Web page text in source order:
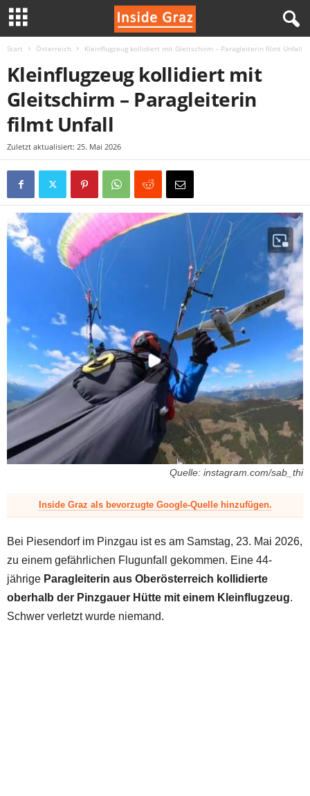
e
Start Österreich Kleinflugzeug kollidiert mit Gleitschirm – Paragleiterin filmt Unfall
Kleinflugzeug kollidiert mit
Gleitschirm – Paragleiterin
filmt Unfall
Zuletzt aktualisiert: 25. Mai 2026
Quelle: instagram.com/sab_thi
Inside Graz als bevorzugte Google-Quelle hinzufügen.
Bei Piesendorf im Pinzgau ist es am Samstag, 23. Mai 2026,
zu einem gefährlichen Flugunfall gekommen. Eine 44-
jährige Paragleiterin aus Oberösterreich kollidierte
oberhalb der Pinzgauer Hütte mit einem Kleinflugzeug.
Schwer verletzt wurde niemand.